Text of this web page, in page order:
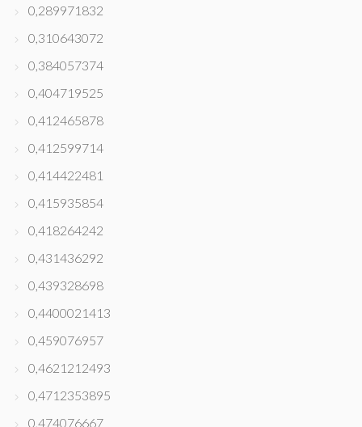
0,289971832
0,310643072
0,384057374
0,404719525
0,412465878
0,412599714
0,414422481
0,415935854
0,418264242
0,431436292
0,439328698
0,4400021413
0,459076957
0,4621212493
0,4712353895
0,474076667